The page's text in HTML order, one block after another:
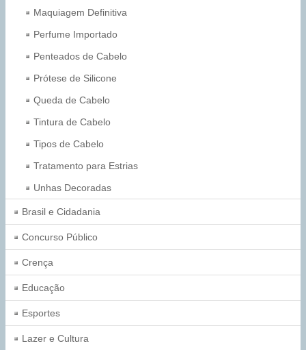
Maquiagem Definitiva
Perfume Importado
Penteados de Cabelo
Prótese de Silicone
Queda de Cabelo
Tintura de Cabelo
Tipos de Cabelo
Tratamento para Estrias
Unhas Decoradas
Brasil e Cidadania
Concurso Público
Crença
Educação
Esportes
Lazer e Cultura